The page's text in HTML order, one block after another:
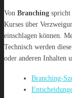
Von Branching spricht
Kurses über
einschlagen können.
Technisch werden
oder anderen Inhalten
Branching-